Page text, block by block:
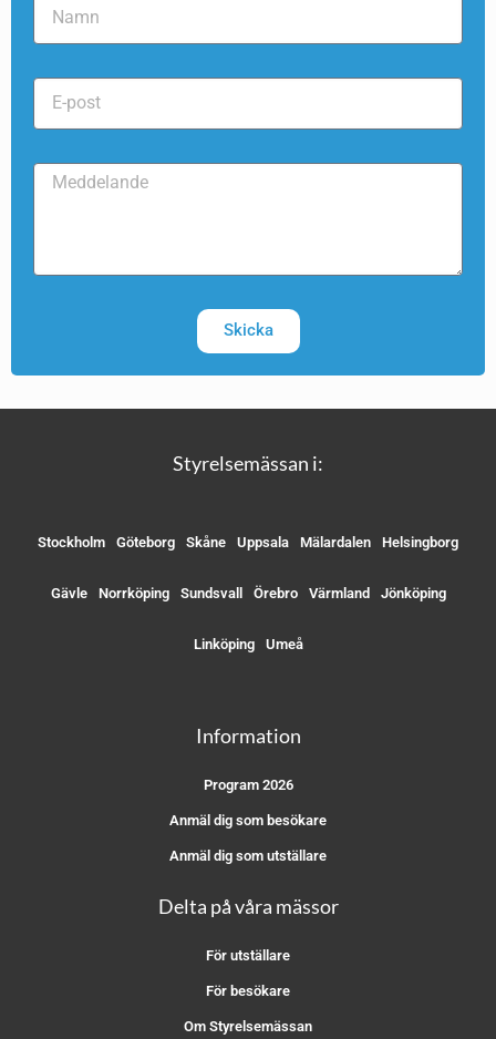
Skicka
Styrelsemässan i:
Stockholm Göteborg Skåne Uppsala Mälardalen Helsingborg
Gävle Norrköping Sundsvall Örebro Värmland Jönköping
Linköping Umeå
Information
Program 2026
Anmäl dig som besökare
Anmäl dig som utställare
Delta på våra mässor
För utställare
För besökare
Om Styrelsemässan